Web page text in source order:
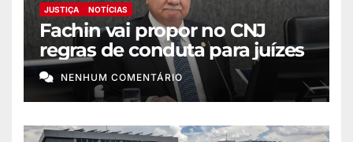
JUSTIÇA NOTÍCIAS
Fachin vai propor no CNJ
regras de conduta para juízes
NENHUM COMENTÁRIO